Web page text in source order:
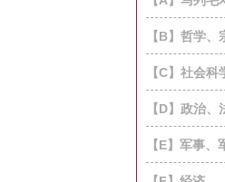
【B】哲学、
【C】社会科
【D】政治、
【E】军事、